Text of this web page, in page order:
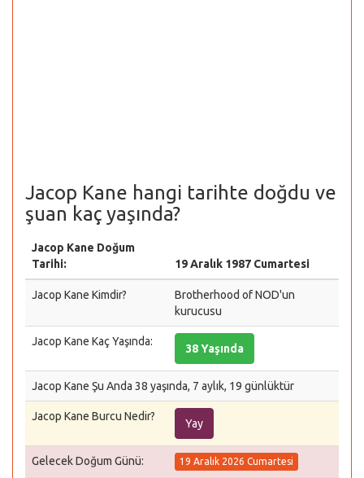
Jacop Kane hangi tarihte doğdu ve
şuan kaç yaşında?
Jacop Kane Doğum
Tarihi:
19 Aralık 1987 Cumartesi
Jacop Kane Kimdir?
Brotherhood of NOD'un
kurucusu
Jacop Kane Kaç Yaşında:
38 Yaşında
Jacop Kane Şu Anda 38 yaşında, 7 aylık, 19 günlüktür
Jacop Kane Burcu Nedir?
Yay
Gelecek Doğum Günü: 19 Aralık 2026 Cumartesi